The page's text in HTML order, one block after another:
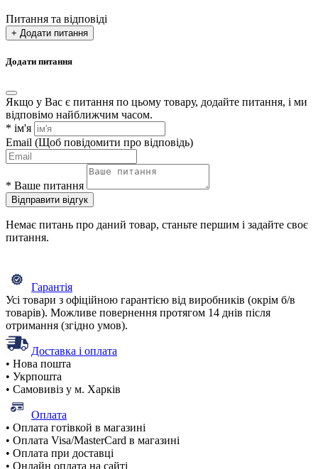
Питання та відповіді
+ Додати питання
Додати питання
Якщо у Вас є питання по цьому товару, додайте питання, і ми
відповімо найближчим часом.
* ім'я
Email (Щоб повідомити про відповідь)
* Ваше питання
Відправити відгук
Немає питань про даний товар, станьте першим і задайте своє
питання.
Гарантія
Усі товари з офіційною гарантією від виробників (окрім б/в
товарів). Можливе повернення протягом 14 днів після
отримання (згідно умов).
Доставка і оплата
• Нова пошта
• Укрпошта
• Самовивіз у м. Харків
Оплата
• Оплата готівкой в магазині
• Оплата Visa/MasterCard в магазині
• Оплата при доставці
• Онлайн оплата на сайті